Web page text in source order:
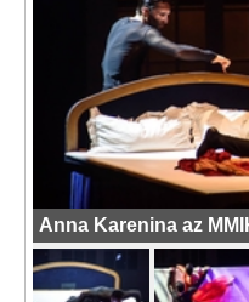
Anna Karenina az